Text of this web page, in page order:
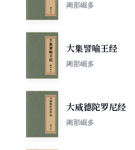
阇那崛多
大集譬喻王经
阇那崛多
大威德陀罗尼经
阇那崛多